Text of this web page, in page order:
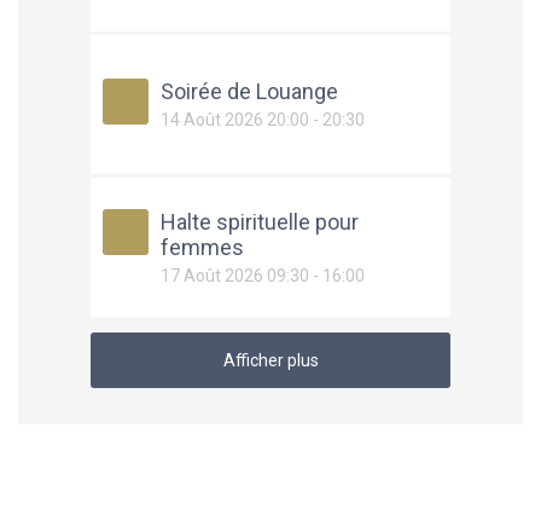
Soirée de Louange
14 Août 2026 20:00 - 20:30
Halte spirituelle pour
femmes
17 Août 2026 09:30 - 16:00
Afficher plus